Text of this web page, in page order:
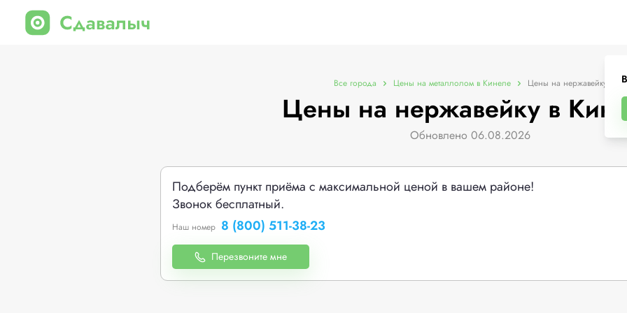
Все города Цены на металлолом в Кинеле Цены на нержавейку
Цены на нержавейку в
Обновлено 06.08.2026
Подберём пункт приёма с максимальной ценой в вашем районе!
Звонок бесплатный.
Наш номер 8 (800) 511-38-23
Перезвоните мне